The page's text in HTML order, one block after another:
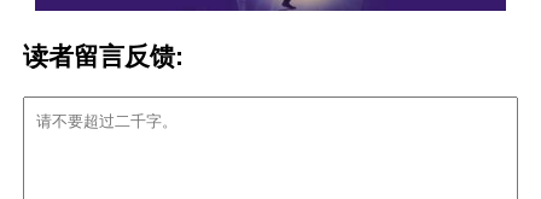
读者留言反馈: